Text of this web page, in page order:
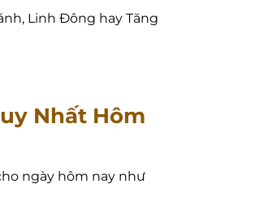
Linh Đông hay Tăng
Nhất Hôm
ngày hôm nay như